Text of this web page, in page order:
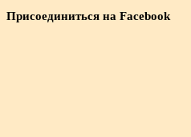
Присоединиться на Facebook